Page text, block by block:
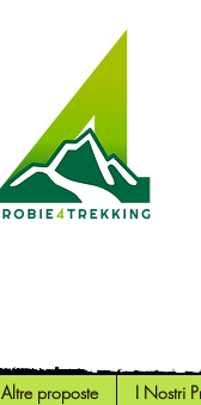
Altre proposte I Nostri